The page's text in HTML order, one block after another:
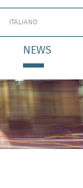
ITALIANO
NEWS